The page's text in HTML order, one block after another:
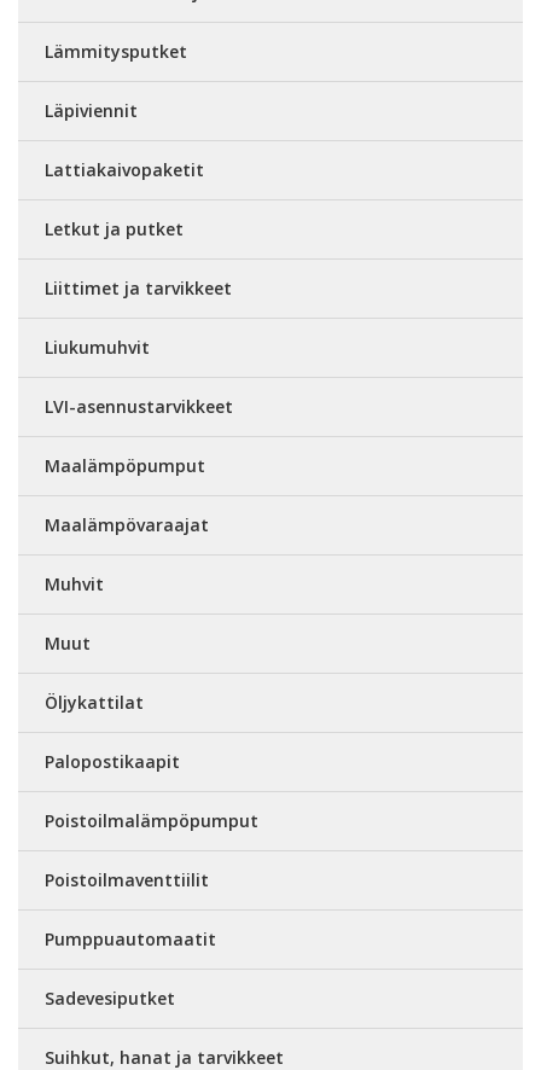
Lämmitysputket
Läpiviennit
Lattiakaivopaketit
Letkut ja putket
Liittimet ja tarvikkeet
Liukumuhvit
LVI-asennustarvikkeet
Maalämpöpumput
Maalämpövaraajat
Muhvit
Muut
Öljykattilat
Palopostikaapit
Poistoilmalämpöpumput
Poistoilmaventtiilit
Pumppuautomaatit
Sadevesiputket
Suihkut, hanat ja tarvikkeet